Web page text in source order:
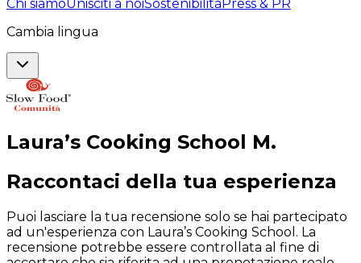
Chi siamoUnisciti a noiSostenibilitàPress & PR
Cambia lingua
Laura’s Cooking School M.
Raccontaci della tua esperienza
Puoi lasciare la tua recensione solo se hai partecipato
ad un'esperienza con Laura’s Cooking School. La
recensione potrebbe essere controllata al fine di